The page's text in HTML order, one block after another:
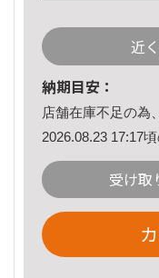
近
納期目安：
店舗在庫不足の為
2026.08.23 17:17
受け取